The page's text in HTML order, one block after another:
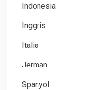
Indonesia
Inggris
Italia
Jerman
Spanyol